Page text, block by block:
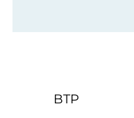
BTP